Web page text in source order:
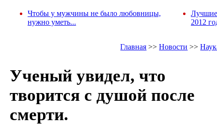
Чтобы у мужчины не было любовницы,
нужно уметь...
Лучшие
2012
Главная >>Новости >>
Ученый увидел, что
творится с душой после
смерти.